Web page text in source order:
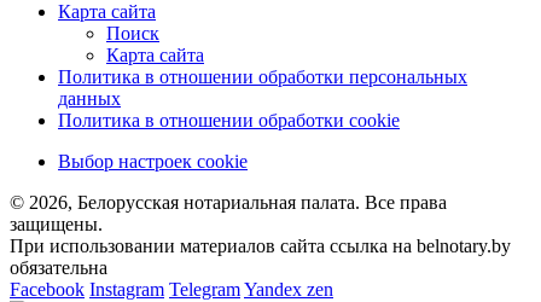
Карта сайта
Поиск
Карта сайта
Политика в отношении обработки персональных
данных
Политика в отношении обработки cookie
Выбор настроек cookie
© 2026, Белорусская нотариальная палата. Все права
защищены.
При использовании материалов сайта ссылка на belnotary.by
обязательна
Facebook Instagram TelegramYandex zen